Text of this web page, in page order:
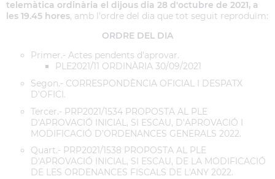
telemàtica ordinària el dijous dia 28 d'octubre de 2021, a
les 19.45 hores, amb l'ordre del dia que tot seguit reproduïm:
ORDRE DEL DIA
Primer.- Actes pendents d'aprovar.
PLE2021/11 ORDINÀRIA 30/09/2021
Segon.- CORRESPONDÈNCIA OFICIAL I DESPATX
D’OFICI.
Tercer.- PRP2021/1534 PROPOSTA AL PLE
D'APROVACIÓ INICIAL, SI ESCAU, D’APROVACIÓ I
MODIFICACIÓ D’ORDENANCES GENERALS 2022.
Quart.- PRP2021/1538 PROPOSTA AL PLE
D'APROVACIÓ INICIAL, SI ESCAU, DE LA MODIFICACIÓ
DE LES ORDENANCES FISCALS DE L'ANY 2022.